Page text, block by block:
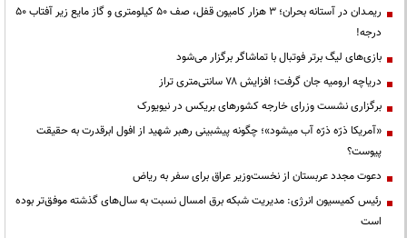
ریمـدان در آستانه بحران؛ ۳ هزار کامیون قفل، صف ۵۰ کیلومتری و گاز مایع زیر آفتاب ۵۰
درجه!
بازی‌های لیگ برتر فوتبال با تماشاگر برگزار می‌شود
دریاچه ارومیه جان گرفت؛ افزایش ۷۸ سانتی‌متری تراز
برگزاری نشست وزرای خارجه کشورهای بریکس در نیویورک
«آمریکا ذرّه ذرّه آب میشود»؛ چگونه پیشبینی رهبر شهید از افول ابرقدرت به حقیقت
پیوست؟
دعوت مجدد عربستان از نخست‌وزیر عراق برای سفر به ریاض
رئیس کمیسیون انرژی: مدیریت شبکه برق امسال نسبت به سال‌های گذشته موفق‌تر بوده
است